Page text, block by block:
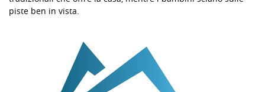
piste ben in vista.